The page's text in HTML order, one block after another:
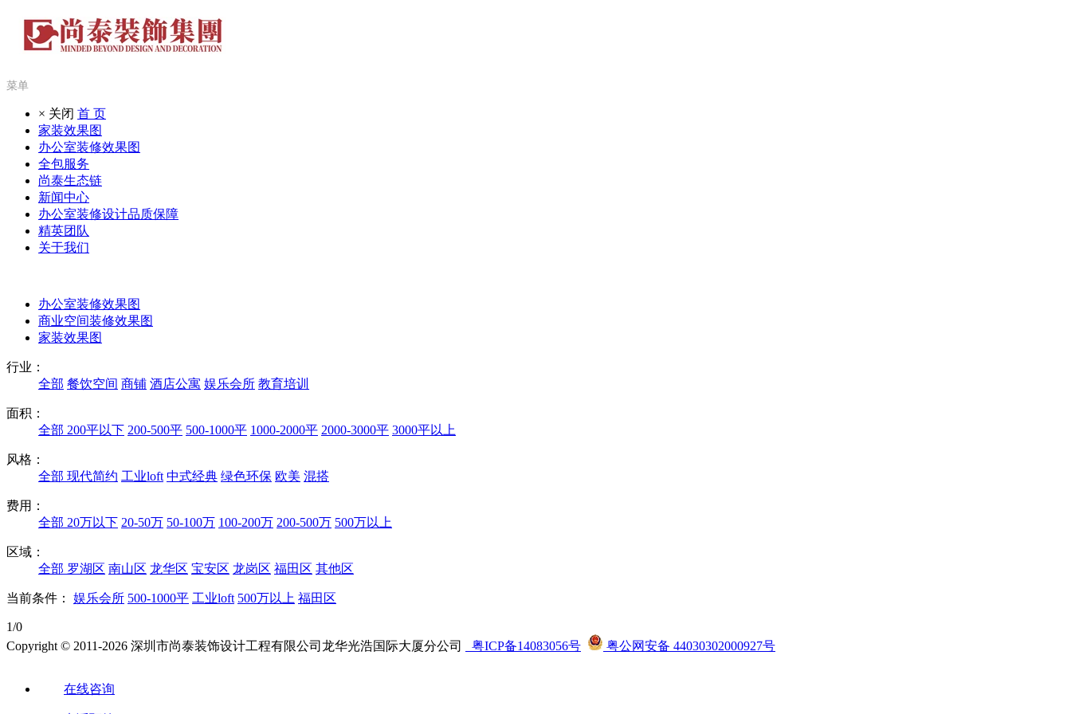
菜单
× 关闭 首 页
家装效果图
办公室装修效果图
全包服务
尚泰生态链
新闻中心
办公室装修设计品质保障
精英团队
关于我们
办公室装修效果图
商业空间装修效果图
家装效果图
行业：
全部 餐饮空间 商铺 酒店公寓 娱乐会所 教育培训
面积：
全部 200平以下 200-500平 500-1000平 1000-2000平 2000-3000平 3000平以上
风格：
全部 现代简约 工业loft 中式经典 绿色环保 欧美 混搭
费用：
全部 20万以下 20-50万 50-100万 100-200万 200-500万 500万以上
区域：
全部 罗湖区 南山区 龙华区 宝安区 龙岗区 福田区 其他区
当前条件： 娱乐会所 500-1000平 工业loft 500万以上 福田区
1/0
Copyright © 2011-2026 深圳市尚泰装饰设计工程有限公司龙华光浩国际大厦分公司
粤ICP备14083056号 粤公网安备 44030302000927号
在线咨询